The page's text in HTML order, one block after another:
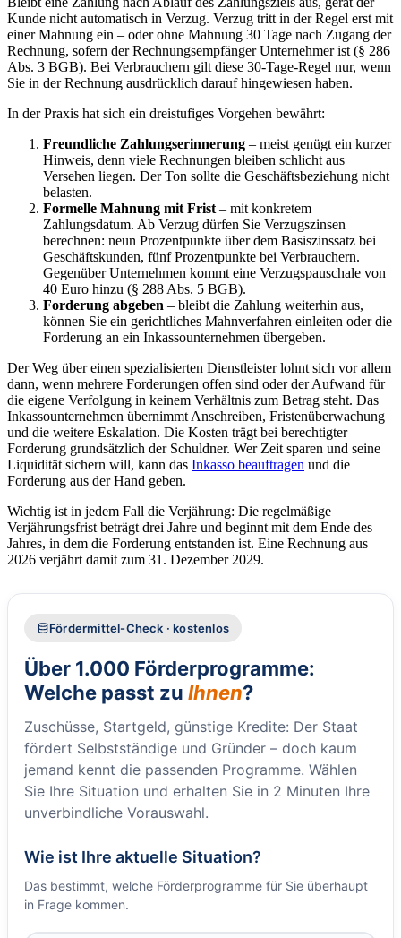
Kunde nicht automatisch in Verzug. Verzug tritt in der Regel erst mit
einer Mahnung ein – oder ohne Mahnung 30 Tage nach Zugang der
Rechnung, sofern der Rechnungsempfänger Unternehmer ist (§ 286
Abs. 3 BGB). Bei Verbrauchern gilt diese 30-Tage-Regel nur, wenn
Sie in der Rechnung ausdrücklich darauf hingewiesen haben.
In der Praxis hat sich ein dreistufiges Vorgehen bewährt:
Freundliche Zahlungserinnerung – meist genügt ein kurzer
Hinweis, denn viele Rechnungen bleiben schlicht aus
Versehen liegen. Der Ton sollte die Geschäftsbeziehung nicht
belasten.
Formelle Mahnung mit Frist – mit konkretem
Zahlungsdatum. Ab Verzug dürfen Sie Verzugszinsen
berechnen: neun Prozentpunkte über dem Basiszinssatz bei
Geschäftskunden, fünf Prozentpunkte bei Verbrauchern.
Gegenüber Unternehmen kommt eine Verzugspauschale von
40 Euro hinzu (§ 288 Abs. 5 BGB).
Forderung abgeben – bleibt die Zahlung weiterhin aus,
können Sie ein gerichtliches Mahnverfahren einleiten oder die
Forderung an ein Inkassounternehmen übergeben.
Der Weg über einen spezialisierten Dienstleister lohnt sich vor allem
dann, wenn mehrere Forderungen offen sind oder der Aufwand für
die eigene Verfolgung in keinem Verhältnis zum Betrag steht. Das
Inkassounternehmen übernimmt Anschreiben, Fristenüberwachung
und die weitere Eskalation. Die Kosten trägt bei berechtigter
Forderung grundsätzlich der Schuldner. Wer Zeit sparen und seine
Liquidität sichern will, kann das Inkasso beauftragen und die
Forderung aus der Hand geben.
Wichtig ist in jedem Fall die Verjährung: Die regelmäßige
Verjährungsfrist beträgt drei Jahre und beginnt mit dem Ende des
Jahres, in dem die Forderung entstanden ist. Eine Rechnung aus
2026 verjährt damit zum 31. Dezember 2029.
Fördermittel-Check · kostenlos
Über 1.000 Förderprogramme:
Welche passt zu Ihnen?
Zuschüsse, Startgeld, günstige Kredite: Der Staat
fördert Selbstständige und Gründer – doch kaum
jemand kennt die passenden Programme. Wählen
Sie Ihre Situation und erhalten Sie in 2 Minuten Ihre
unverbindliche Vorauswahl.
Wie ist Ihre aktuelle Situation?
Das bestimmt, welche Förderprogramme für Sie überhaupt
in Frage kommen.